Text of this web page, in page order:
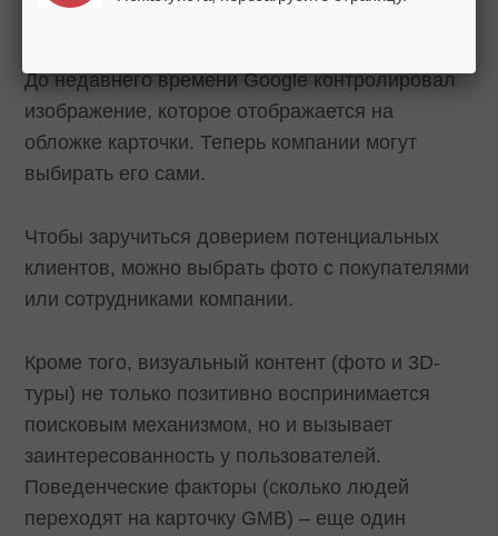
Возможность выбрать фотографию
До недавнего времени Google контролировал
изображение, которое отображается на
обложке карточки. Теперь компании могут
выбирать его сами.
Чтобы заручиться доверием потенциальных
клиентов, можно выбрать фото с покупателями
или сотрудниками компании.
Кроме того, визуальный контент (фото и 3D-
туры) не только позитивно воспринимается
поисковым механизмом, но и вызывает
заинтересованность у пользователей.
Поведенческие факторы (сколько людей
переходят на карточку GMB) – еще один